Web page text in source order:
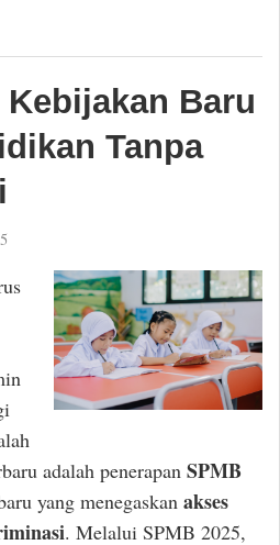
Kebijakan Baru
Tanpa
adalah penerapan SPMB
yang menegaskan akses
. Melalui SPMB 2025,